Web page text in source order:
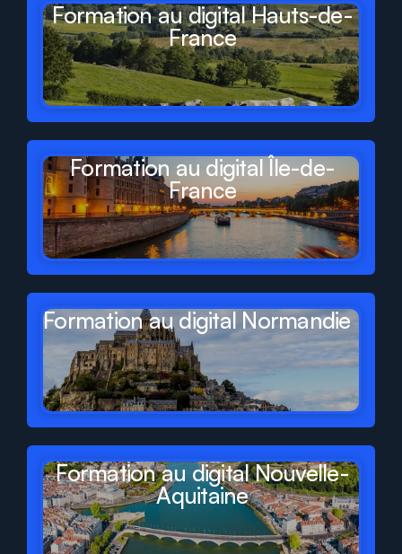
Formation au digital Hauts-de-
France
Formation au digital Île-de-
France
Formation au digital Normandie
Formation au digital Nouvelle-
Aquitaine